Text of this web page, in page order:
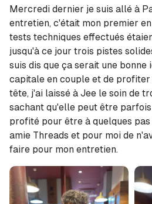
Mercredi dernier je suis allé à
entretien, c'était mon premier
tests techniques effectués
jusqu'à ce jour trois pistes
suis dis que ça serait une
capitale en couple et de
tête, j'ai laissé à Jee le soin de
sachant qu'elle peut être
profité pour être à quelques
amie Threads et pour moi de
faire pour mon entretien.